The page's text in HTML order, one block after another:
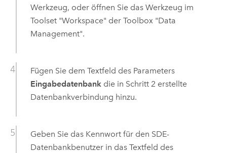
Werkzeug, oder öffnen Sie das Werkzeug im
Toolset "Workspace" der Toolbox "Data
Management".
Fügen Sie dem Textfeld des Parameters
Eingabedatenbankdie in Schritt 2 erstellte
Datenbankverbindung hinzu.
Geben Sie das Kennwort für den SDE-
Datenbankbenutzer in das Textfeld des